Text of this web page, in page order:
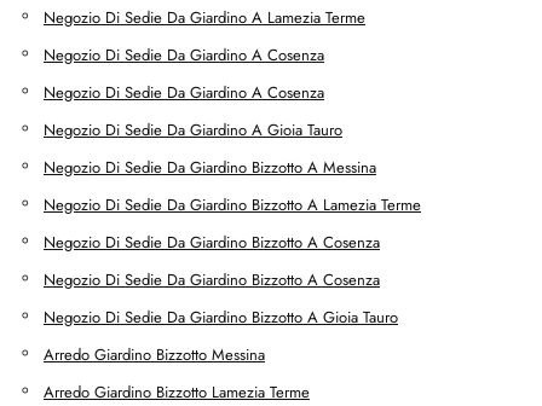
Negozio Di Sedie Da Giardino A Lamezia Terme
Negozio Di Sedie Da Giardino A Cosenza
Negozio Di Sedie Da Giardino A Cosenza
Negozio Di Sedie Da Giardino A Gioia Tauro
Negozio Di Sedie Da Giardino Bizzotto A Messina
Negozio Di Sedie Da Giardino Bizzotto A Lamezia Terme
Negozio Di Sedie Da Giardino Bizzotto A Cosenza
Negozio Di Sedie Da Giardino Bizzotto A Cosenza
Negozio Di Sedie Da Giardino Bizzotto A Gioia Tauro
Arredo Giardino Bizzotto Messina
Arredo Giardino Bizzotto Lamezia Terme